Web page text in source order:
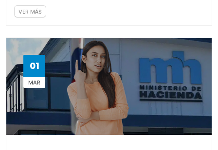
VER MÁS
01
MAR